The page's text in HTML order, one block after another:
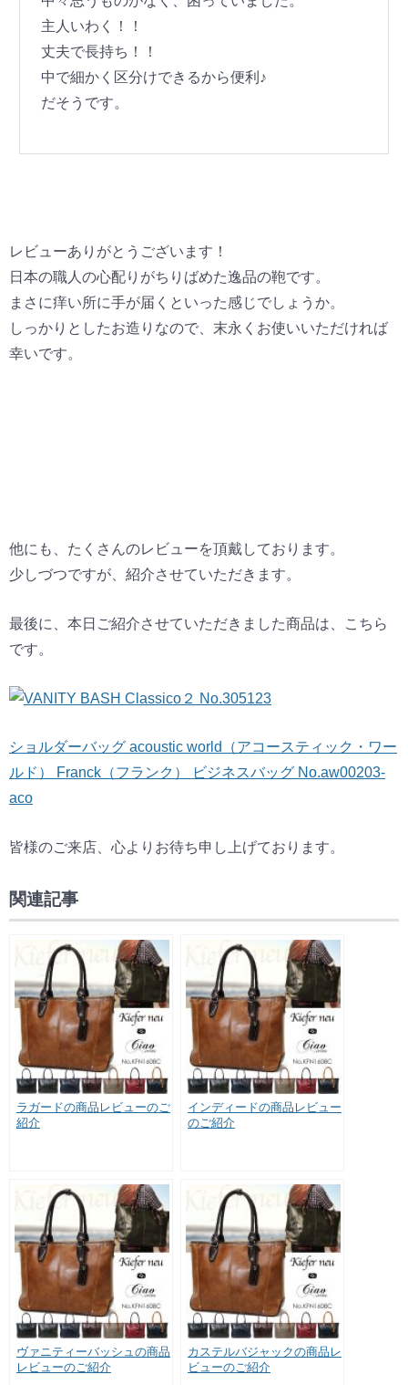
主人いわく！！
丈夫で長持ち！！
中で細かく区分けできるから便利♪
だそうです。
レビューありがとうございます！
日本の職人の心配りがちりばめた逸品の鞄です。
まさに痒い所に手が届くといった感じでしょうか。
しっかりとしたお造りなので、末永くお使いいただければ
幸いです。
他にも、たくさんのレビューを頂戴しております。
少しづつですが、紹介させていただきます。
最後に、本日ご紹介させていただきました商品は、こちら
です。
ショルダーバッグ acoustic world（アコースティック・ワー
ルド） Franck（フランク） ビジネスバッグ No.aw00203-
aco
皆様のご来店、心よりお待ち申し上げております。
関連記事
ラガードの商品レビューのご
紹介
インディードの商品レビュー
のご紹介
ヴァニティーバッシュの商品
レビューのご紹介
カステルバジャックの商品レ
ビューのご紹介